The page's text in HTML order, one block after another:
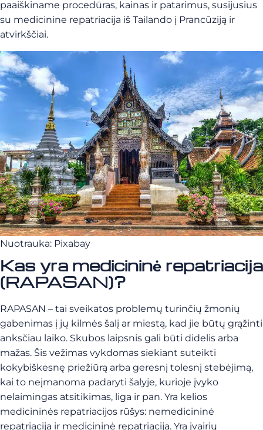
paaiškiname procedūras, kainas ir patarimus, susijusius
su medicinine repatriacija iš Tailando į Prancūziją ir
atvirkščiai.
Nuotrauka: Pixabay
Kas yra medicininė repatriacija
(RAPASAN)?
RAPASAN – tai sveikatos problemų turinčių žmonių
gabenimas į jų kilmės šalį ar miestą, kad jie būtų grąžinti
anksčiau laiko. Skubos laipsnis gali būti didelis arba
mažas. Šis vežimas vykdomas siekiant suteikti
kokybiškesnę priežiūrą arba geresnį tolesnį stebėjimą,
kai to neįmanoma padaryti šalyje, kurioje įvyko
nelaimingas atsitikimas, liga ir pan. Yra kelios
medicininės repatriacijos rūšys: nemedicininė
repatriacija ir medicininė repatriacija. Yra įvairių